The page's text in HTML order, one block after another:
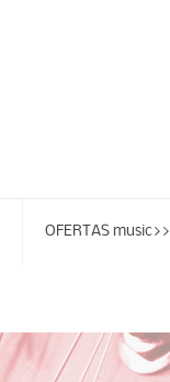
OFERTAS music>>